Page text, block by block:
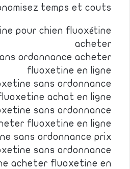
temps et couts
pour chien fluoxétine
acheter
ordonnance acheter
fluoxetine en ligne
sans ordonnance
achat en ligne
sans ordonnance
fluoxetine en ligne
sans ordonnance prix
sans ordonnance
acheter fluoxetine en